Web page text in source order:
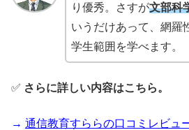
り優秀。さすが文部科
いうだけあって、網羅
学生範囲を学べます。
✅ さらに詳しい内容はこちら。
→ 通信教育すららの口コミレビュ